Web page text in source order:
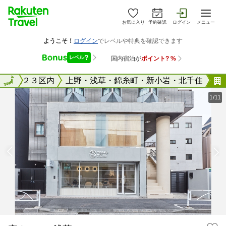
お気に入り 予約確認 ログイン メニュー
東京２３区内 上野・浅草・錦糸町・新小岩・北千住
全国
1/11